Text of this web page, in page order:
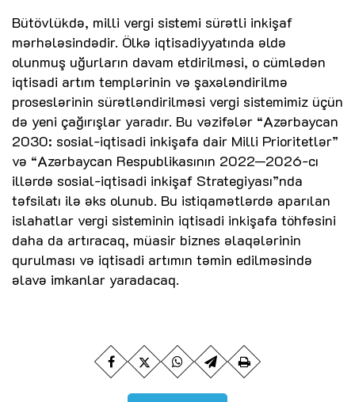
Bütövlükdə, milli vergi sistemi sürətli inkişaf
mərhələsindədir. Ölkə iqtisadiyyatında əldə
olunmuş uğurların davam etdirilməsi, o cümlədən
iqtisadi artım templərinin və şaxələndirilmə
proseslərinin sürətləndirilməsi vergi sistemimiz üçün
də yeni çağırışlar yaradır. Bu vəzifələr “Azərbaycan
2030: sosial-iqtisadi inkişafa dair Milli Prioritetlər”
və “Azərbaycan Respublikasının 2022─2026-cı
illərdə sosial-iqtisadi inkişaf Strategiyası”nda
təfsilatı ilə əks olunub. Bu istiqamətlərdə aparılan
islahatlar vergi sisteminin iqtisadi inkişafa töhfəsini
daha da artıracaq, müasir biznes əlaqələrinin
qurulması və iqtisadi artımın təmin edilməsində
əlavə imkanlar yaradacaq.